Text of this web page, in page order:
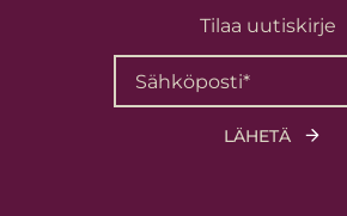
Tilaa uutiskirje